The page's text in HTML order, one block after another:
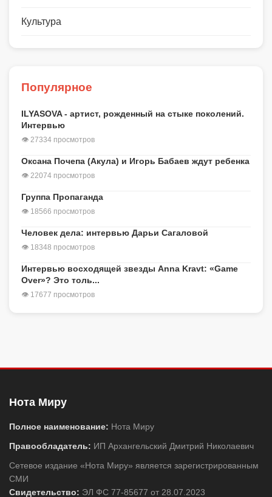
Культура
Популярное
ILYASOVA - артист, рожденный на стыке поколений.
Интервью
👁 27334 просмотров
Оксана Почепа (Акула) и Игорь Бабаев ждут ребенка
👁 22074 просмотров
Группа Пропаганда
👁 18566 просмотров
Человек дела: интервью Дарьи Сагаловой
👁 18348 просмотров
Интервью восходящей звезды Anna Kravt: «Game
Over»? Это толь...
👁 17677 просмотров
Нота Миру
Полное наименование: Нота Миру
Правообладатель: ИП Архангельский Дмитрий Николаевич
Сетевое издание «Нота Миру» является зарегистрированным
СМИ
Свидетельство: ЭЛ ФС 77-85677 от 28.07.2023